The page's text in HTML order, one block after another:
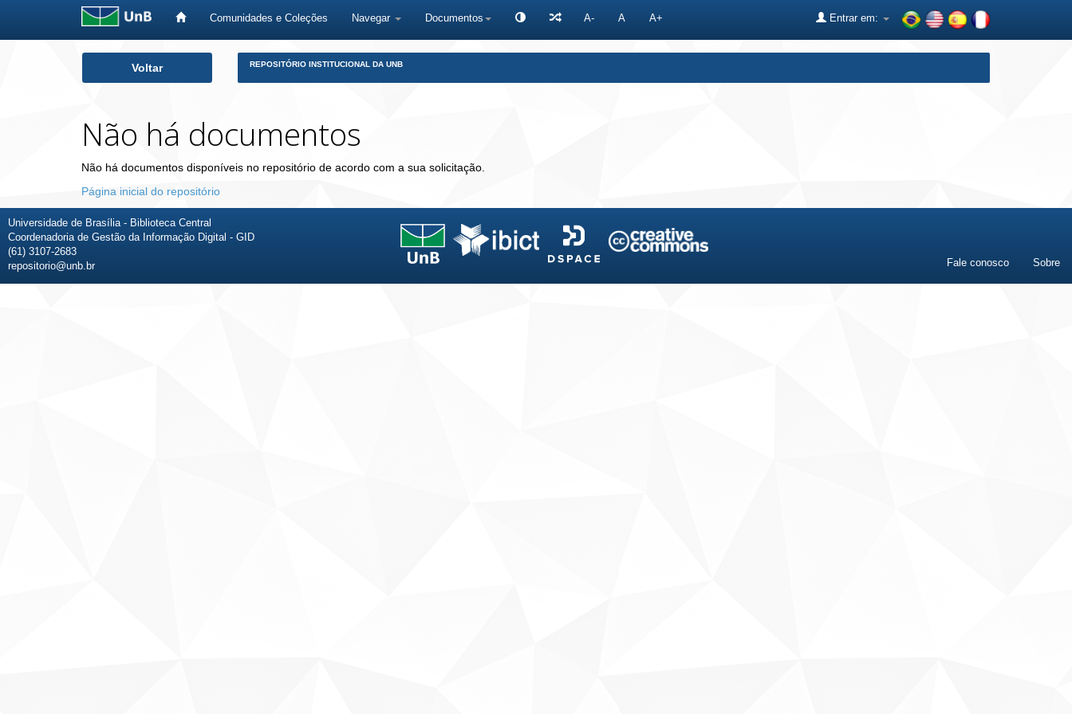
Comunidades e Coleções Navegar Documentos A- A A+ Entrar em:
Voltar REPOSITÓRIO INSTITUCIONAL DA UNB
Não há documentos
Não há documentos disponíveis no repositório de acordo com a sua solicitação.
Página inicial do repositório
Universidade de Brasília - Biblioteca Central
Coordenadoria de Gestão da Informação Digital - GID
(61) 3107-2683
repositorio@unb.br
Fale conosco Sobre